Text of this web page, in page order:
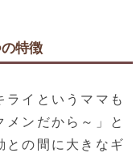
特徴
ライというママも
メンだから～」と
との間に大きなギ